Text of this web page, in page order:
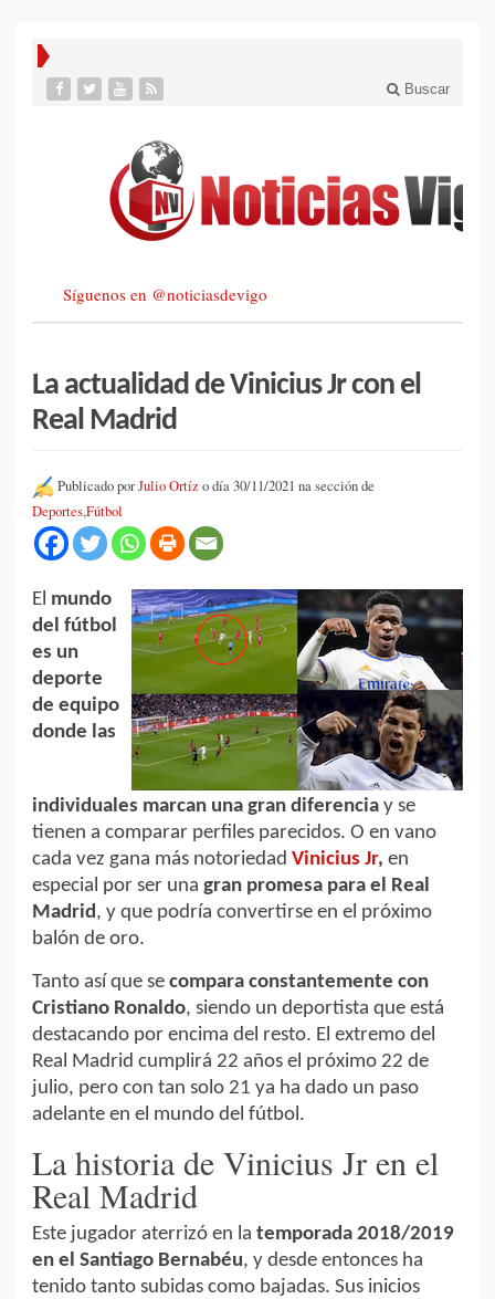
Buscar
Síguenos en @noticiasdevigo
La actualidad de Vinicius Jr con el
Real Madrid
Publicado porJulio Ortízo día 30/11/2021 na sección de
Deportes,Fútbol
El mundo
del fútbol
es un
deporte
de equipo
donde las
individuales marcan una gran diferencia y se
tienen a comparar perfiles parecidos. O en vano
cada vez gana más notoriedad Vinicius Jr, en
especial por ser una gran promesa para el Real
Madrid, y que podría convertirse en el próximo
balón de oro.
Tanto así que se compara constantemente con
Cristiano Ronaldo, siendo un deportista que está
destacando por encima del resto. El extremo del
Real Madrid cumplirá 22 años el próximo 22 de
julio, pero con tan solo 21 ya ha dado un paso
adelante en el mundo del fútbol.
La historia de Vinicius Jr en el
Real Madrid
Este jugador aterrizó en la temporada 2018/2019
en el Santiago Bernabéu, y desde entonces ha
tenido tanto subidas como bajadas. Sus inicios